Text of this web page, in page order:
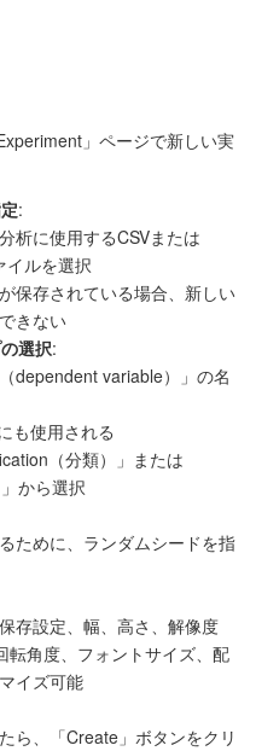
」ページで新しい実
:
析に使用するCSVまたは
イルを選択
保存されている場合、新しい
きない
選択:
dependent variable）」の名
も使用される
（分類）」または
から選択
ために、ランダムシードを指
存設定、幅、高さ、解像度
転角度、フォントサイズ、配
イズ可能
ら、「Create」ボタンをクリ